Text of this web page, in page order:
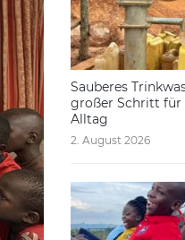
Sauberes
großer Schritt für
Alltag
2. August 2026